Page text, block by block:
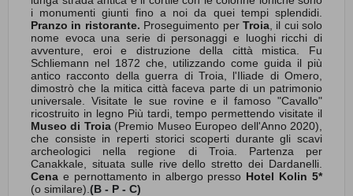
i monumenti giunti fino a noi da quei tempi splendidi.
Pranzo in ristorante. Proseguimento per Troia, il cui solo
nome evoca una serie di personaggi e luoghi ricchi di
avventure, eroi e distruzione della città mistica. Fu
Schliemann nel 1872 che, utilizzando come guida il più
antico racconto della guerra di Troia, l'Iliade di Omero,
dimostrò che la mitica città faceva parte di un patrimonio
universale. Visitate le sue rovine e il famoso "Cavallo"
ricostruito in legno Più tardi, tempo permettendo visitate il
Museo di Troia(Premio Museo Europeo dell'Anno 2020),
che consiste in reperti storici scoperti durante gli scavi
archeologici nella regione di Troia. Partenza per
Canakkale, situata sulle rive dello stretto dei Dardanelli.
Cena e pernottamento in albergo presso Hotel Kolin 5*
(o similare) (B - P - C)